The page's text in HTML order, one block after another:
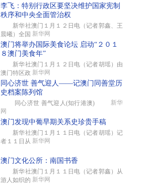
李飞：特别行政区要坚决维护国家宪制
秩序和中央全面管治权
新华社澳门１月１２日电（记者郭鑫、王
晨曦）全国 新华网
澳门将举办国际美食论坛 启动“２０１
８澳门美食年”
新华社澳门１月１２日电（记者胡瑶）由
澳门特区政 新华网
同心济世 善气迎人——记澳门同善堂历
史档案陈列馆
同心济世 善气迎人(知行港澳) 新华
网
澳门发现中葡早期关系史珍贵手稿
新华社澳门１月１１日电（记者胡瑶）记
者１１日从 新华网
澳门文化公所：南国书香
新华社澳门１月１１日电（记者郭鑫）从
游人如织的 新华网